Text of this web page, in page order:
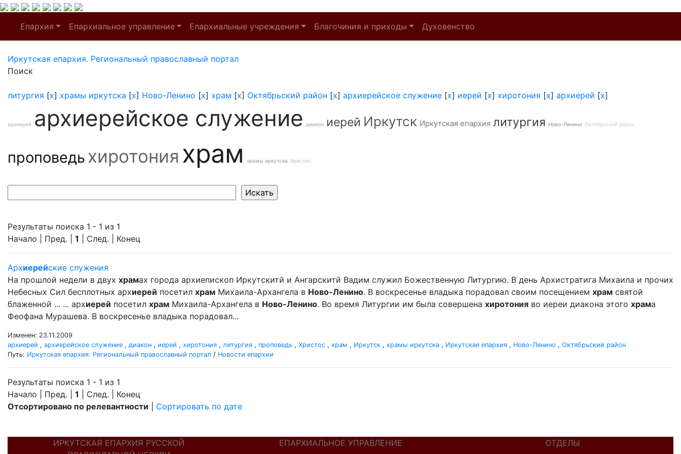
Епархия Епархиальное управление Епархиальные учреждения Благочиния и приходы Духовенство
Иркутская епархия. Региональный православный портал
Поиск
литургия [x] храмы иркутска [x] Ново-Ленино [x] храм [x] Октябрьский район [x] архиерейское служение [x] иерей [x] хиротония [x] архиерей [x]
архиерей архиерейское служение диакон иерей Иркутск Иркутская епархия литургия Ново-Ленино Октябрьский район
проповедь хиротония храм храмы иркутска Христос
Результаты поиска 1 - 1 из 1
Начало | Пред. | 1 | След. | Конец
Архиерейские служения
На прошлой недели в двух храмах города архиепископ Иркутскитй и Ангарскитй Вадим служил Божественную Литургию. В день Архистратига Михаила и прочих
Небесных Сил бесплотных архиерей посетил храм Михаила-Архангела в Ново-Ленино. В воскресенье владыка порадовал своим посещением храм святой
блаженной ... ... архиерей посетил храм Михаила-Архангела в Ново-Ленино. Во время Литургии им была совершена хиротония во иереи диакона этого храма
Феофана Мурашева. В воскресенье владыка порадовал...
Изменен: 23.11.2009
архиерей , архиерейское служение , диакон , иерей , хиротония , литургия , проповедь , Христос , храм , Иркутск , храмы иркутска , Иркутская епархия , Ново-Ленино , Октябрьский район
Путь: Иркутская епархия. Региональный православный портал / Новости епархии
Результаты поиска 1 - 1 из 1
Начало | Пред. | 1 | След. | Конец
Отсортировано по релевантности
Сортировать по дате
ИРКУТСКАЯ ЕПАРХИЯ РУССКОЙ
ЕПАРХИАЛЬНОЕ УПРАВЛЕНИЕ ОТДЕЛЫ